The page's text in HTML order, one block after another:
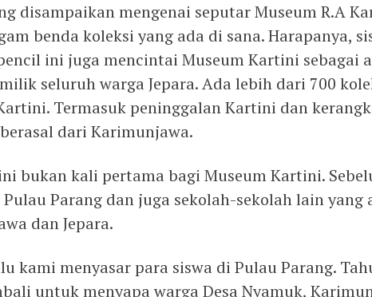
disampaikan mengenai seputar Museum R.A
benda koleksi yang ada di sana. Harapanya,
ini juga mencintai Museum Kartini sebagai
seluruh warga Jepara. Ada lebih dari 700
Termasuk peninggalan Kartini dan
dari Karimunjawa.
bukan kali pertama bagi Museum Kartini.
Parang dan juga sekolah-sekolah lain yang
dan Jepara.
kami menyasar para siswa di Pulau Parang.
untuk menyapa warga Desa Nyamuk,